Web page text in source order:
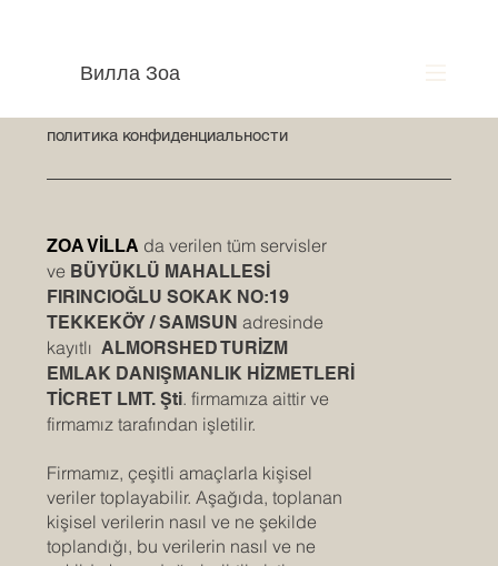
Вилла Зоа
политика конфиденциальности
ZOA VİLLA da verilen tüm servisler
ve BÜYÜKLÜ MAHALLESİ
FIRINCIOĞLU SOKAK NO:19
TEKKEKÖY / SAMSUN adresinde
kayıtlıALMORSHED TURİZM
EMLAK DANIŞMANLIK HİZMETLERİ
TİCRET LMT. Şti. firmamıza aittir ve
firmamız tarafından işletilir.
Firmamız, çeşitli amaçlarla kişisel
veriler toplayabilir. Aşağıda, toplanan
kişisel verilerin nasıl ve ne şekilde
toplandığı, bu verilerin nasıl ve ne